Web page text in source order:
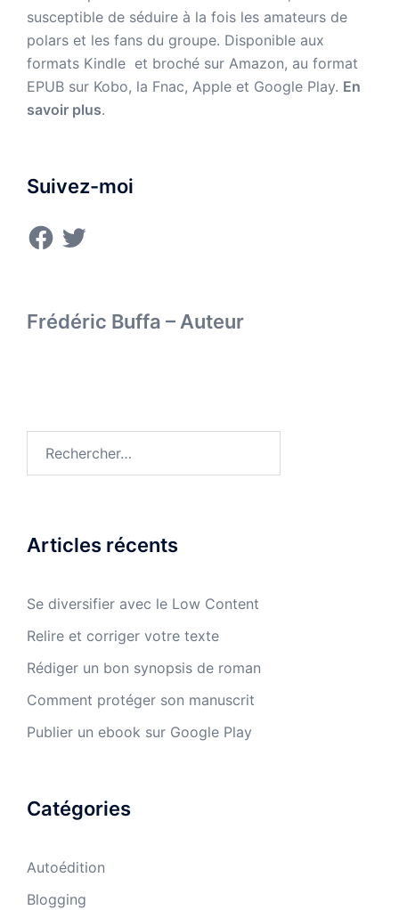
susceptible de séduire à la fois les amateurs de
polars et les fans du groupe. Disponible aux
formats Kindle et broché sur Amazon, au format
EPUB sur Kobo, la Fnac, Apple et Google Play. En
savoir plus.
Suivez-moi
Facebook
Twitter
Frédéric Buffa – Auteur
Articles récents
Se diversifier avec le Low Content
Relire et corriger votre texte
Rédiger un bon synopsis de roman
Comment protéger son manuscrit
Publier un ebook sur Google Play
Catégories
Autoédition
Blogging